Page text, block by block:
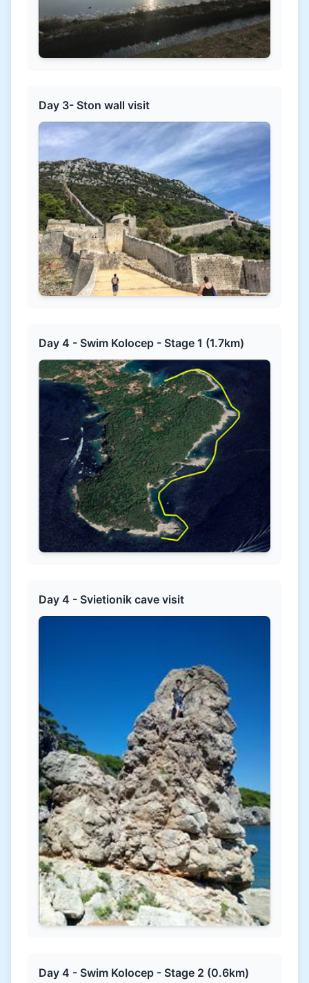
Day 3- Ston wall visit
Day 4 - Swim Kolocep - Stage 1 (1.7km)
Day 4 - Svietionik cave visit
Day 4 - Swim Kolocep - Stage 2 (0.6km)